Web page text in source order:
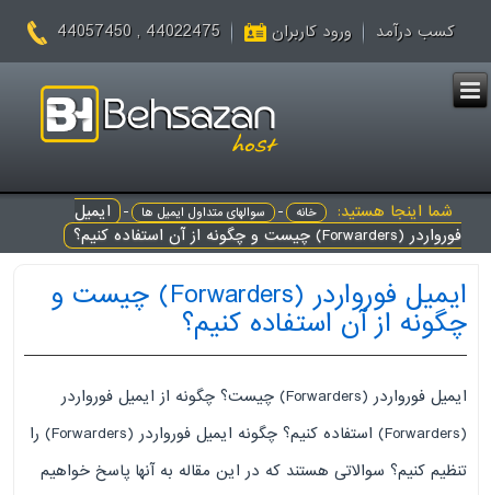
کسب درآمد ورود کاربران 44022475 , 44057450
شما اینجا هستید: خانه - سوالهای متداول ایمیل ها - ایمیل
فورواردر (Forwarders) چیست و چگونه از آن استفاده کنیم؟
ایمیل فورواردر (Forwarders) چیست و
چگونه از آن استفاده کنیم؟
ایمیل فورواردر (Forwarders) چیست؟ چگونه از ایمیل فورواردر
(Forwarders) استفاده کنیم؟ چگونه ایمیل فورواردر (Forwarders) را
تنظیم کنیم؟ سوالاتی هستند که در این مقاله به آنها پاسخ خواهیم